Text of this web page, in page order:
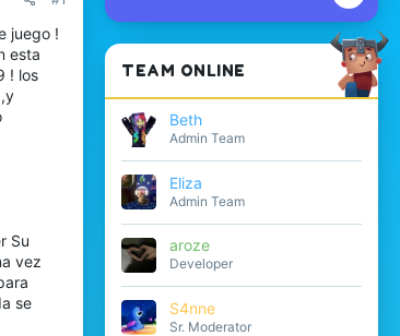
juego !
esta
! los
Su
vez
se
TEAM ONLINE
Beth
Admin Team
Eliza
Admin Team
aroze
Developer
S4nne
Sr. Moderator